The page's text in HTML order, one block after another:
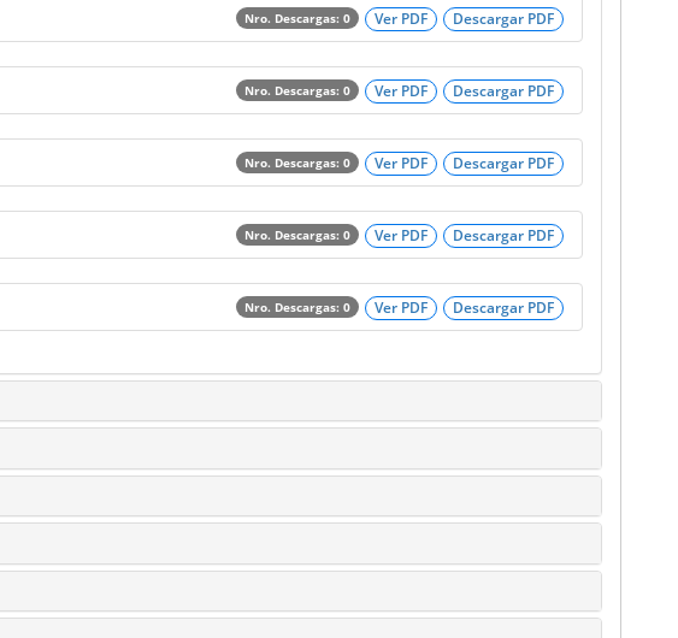
Descargar PDF
Ver PDF
Nro. Descargas: 0
Descargar PDF
Ver PDF
Nro. Descargas: 0
Descargar PDF
Ver PDF
Nro. Descargas: 0
Descargar PDF
Ver PDF
Nro. Descargas: 0
Descargar PDF
Ver PDF
Nro. Descargas: 0